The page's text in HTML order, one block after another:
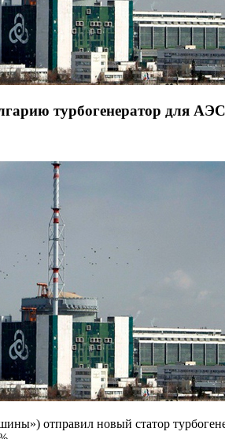
турбогенератор для
отправил новый статор